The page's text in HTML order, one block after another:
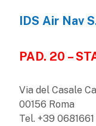
IDS Air Nav
PAD. 20 –
Via del Casale
00156 Roma
Tel. +39 0681661